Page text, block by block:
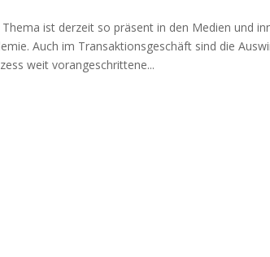
Thema ist derzeit so präsent in den Medien und
Auch im Transaktionsgeschäft sind die
weit vorangeschrittene...